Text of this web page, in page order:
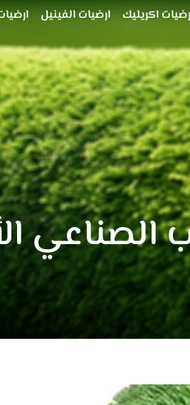
اكريليك ارضيات الفينيل
الصناعي